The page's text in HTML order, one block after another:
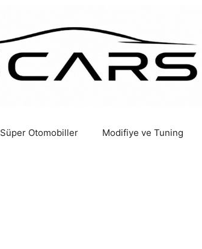
Süper Otomobiller Modifiye ve Tuning